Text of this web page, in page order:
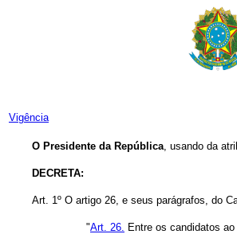
Vigência
O Presidente da República, usando da
DECRETA:
Art. 1º O artigo 26, e seus parágrafos, do
"Art. 26. Entre os candidatos